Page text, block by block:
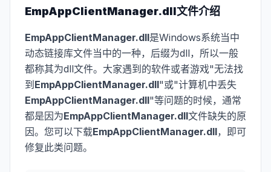
EmpAppClientManager.dll文件介绍
EmpAppClientManager.dll是Windows系统当中
动态链接库文件当中的一种，后缀为dll，所以一般
都称其为dll文件。大家遇到的软件或者游戏"无法找
到 EmpAppClientManager.dll"或"计算机中丢失
EmpAppClientManager.dll"等问题的时候，通常
都是因为EmpAppClientManager.dll文件缺失的原
因。您可以下载EmpAppClientManager.dll，即可
修复此类问题。